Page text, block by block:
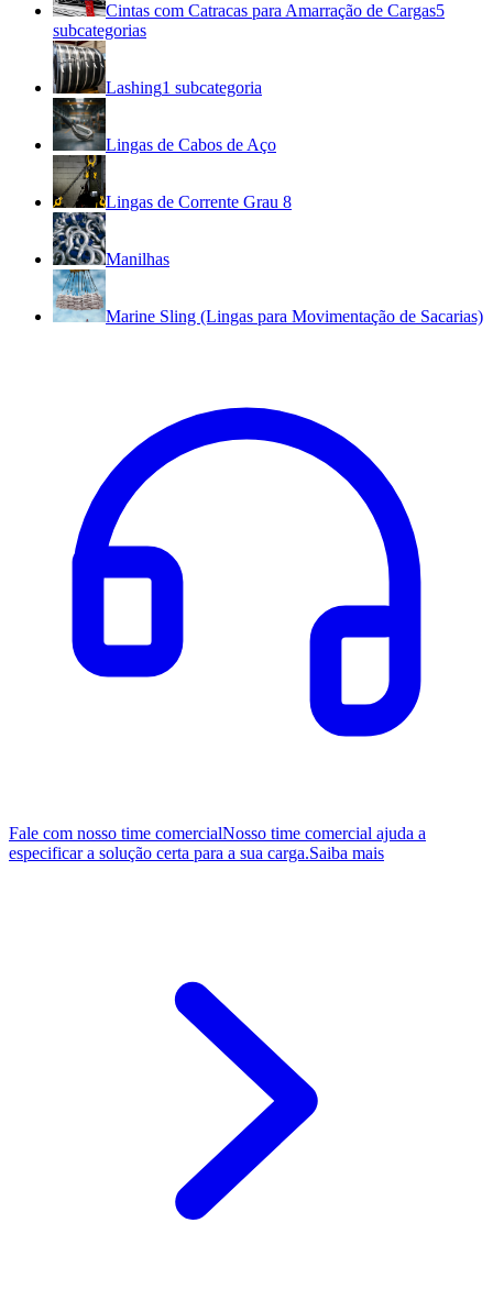
Cintas com Catracas para Amarração de Cargas5
subcategorias
Lashing1 subcategoria
Lingas de Cabos de Aço
Lingas de Corrente Grau 8
Manilhas
Marine Sling (Lingas para Movimentação de Sacarias)
Fale com nosso time comercialNosso time comercial ajuda a
especificar a solução certa para a sua carga.Saiba mais